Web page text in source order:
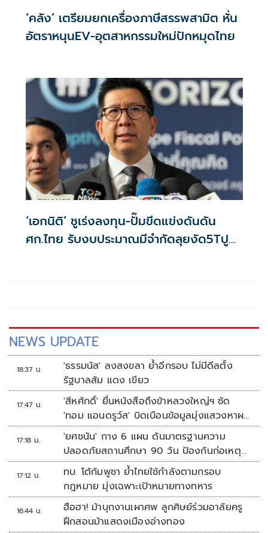
‘คลัง’ เตรียมยกเครื่องภาษีสรรพสามิต หั่น
อัตราหนุนEV-อุตสาหกรรมใหม่ปักหมุดไทย
‘เอกนิติ’ ชูเร่งลงทุน-ปั๊มขีดแข่งดันดัน
ศก.ไทย รับงบประมาณมีจำกัดลุยงัด5Tปู
NEWS UPDATE
18:37 น.
'ธรรมนัส' ลงสงขลา ย้ำอีกรอบ ไม่มีดีลตั้ง
รัฐบาลส้ม แดง เขียว
17:47 น.
'สีหศักดิ์' ยื่นหนังสือถึงข้าหลวงใหญ่ฯ ซัด
'ทอม แอนดรูว์ส' บิดเบือนข้อมูลมุ่งแสวงหาผล
ประโยชน์ทางการเมือง
17:18 น.
'ยศชนัน' กาง 6 แผน ดันมาตรฐานความ
ปลอดภัยสถานศึกษา 90 วัน ป้องกันก่อเหตุ
รุนแรง
17:12 น.
ทบ. โต้กัมพูชา ย้ำไทยใช้กำลังตามกรอบ
กฎหมาย มุ่งเฉพาะเป้าหมายทางทหาร
16:44 น.
ฮือฮา! ม้าบุกงานเผาศพ ลูกศิษย์ร่วมอาลัยครู
ฝึกสอนม้าแสดงเมืองอ่างทอง